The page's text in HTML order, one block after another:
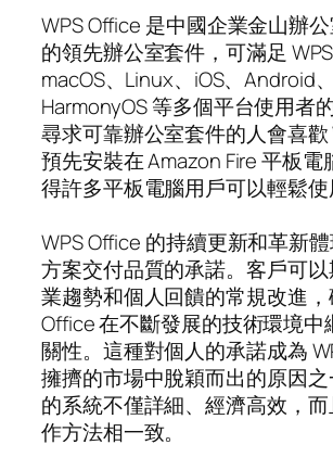
WPS Office 是中國企業金山辦
的領先辦公室套件，可滿足 WPS
macOS、Linux、iOS、Android
HarmonyOS 等多個平台使用者
尋求可靠辦公室套件的人會喜歡
預先安裝在 Amazon Fire 平板電
得許多平板電腦用戶可以輕鬆使
WPS Office 的持續更新和革新
方案交付品質的承諾。客戶可
業趨勢和個人回饋的常規改進，
Office 在不斷發展的技術環境中
關性。這種對個人的承諾成為
擁擠的市場中脫穎而出的原因
的系統不僅詳細、經濟高效，
作方法相一致。